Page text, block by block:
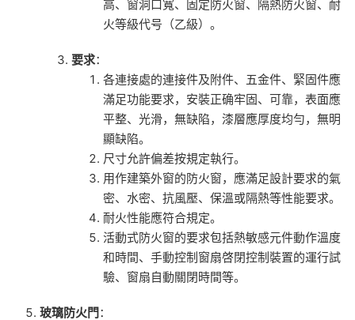
高、窗洞口寬、固定防火窗、隔熱防火窗、耐
火等級代号（乙級）。
要求：
各連接處的連接件及附件、五金件、緊固件應
滿足功能要求，安裝正确牢固、可靠，表面應
平整、光滑，無缺陷，漆層應厚度均勻，無明
顯缺陷。
尺寸允許偏差按規定執行。
用作建築外窗的防火窗，應滿足設計要求的氣
密、水密、抗風壓、保溫或隔熱等性能要求。
耐火性能應符合規定。
活動式防火窗的要求包括熱敏感元件動作溫度
和時間、手動控制窗扇啓閉控制裝置的運行試
驗、窗扇自動關閉時間等。
玻璃防火門：